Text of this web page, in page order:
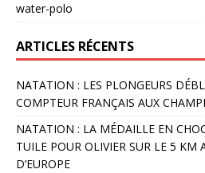
water-polo
ARTICLES RÉCENTS
NATATION : LES PLONGEURS
COMPTEUR FRANÇAIS AUX
NATATION : LA MÉDAILLE EN
TUILE POUR OLIVIER SUR LE 5 KM
D’EUROPE